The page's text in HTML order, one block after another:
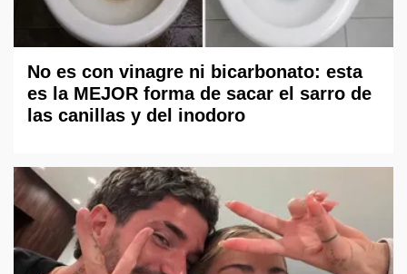
No es con vinagre ni bicarbonato: esta
es la MEJOR forma de sacar el sarro de
las canillas y del inodoro